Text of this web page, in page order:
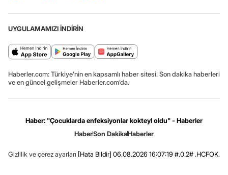
UYGULAMAMIZI İNDİRİN
Haberler.com: Türkiye’nin en kapsamlı haber sitesi. Son dakika haberleri
ve en güncel gelişmeler Haberler.com’da.
Haber: "Çocuklarda enfeksiyonlar kokteyl oldu" - Haberler
HaberSon DakikaHaberler
Gizlilik ve çerez ayarları [Hata Bildir] 06.08.2026 16:07:19 #.0.2# .HCFOK.